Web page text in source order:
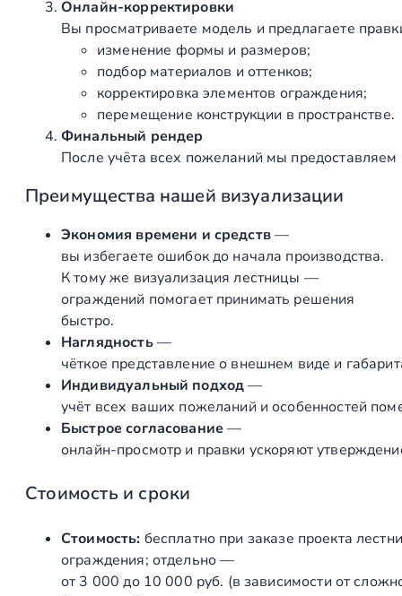
Онлайн‑корректировки
Вы просматриваете модель и предлагаете
изменение формы и размеров;
подбор материалов и оттенков;
корректировка элементов ограждения;
перемещение конструкции в пространстве.
Финальный рендер
После учёта всех пожеланий мы
Преимущества нашей визуализации
Экономия времени и средств—
вы избегаете ошибок до начала производства.
К тому же визуализация лестницы —
ограждений помогает принимать решения
быстро.
Наглядность—
чёткое представление о внешнем виде и
Индивидуальный подход—
учёт всех ваших пожеланий и особенностей
Быстрое согласование—
онлайн‑просмотр и правки ускоряют
Стоимость и сроки
Стоимость: бесплатно при заказе проекта
ограждения; отдельно —
от 3 000 до 10 000 руб. (в зависимости от